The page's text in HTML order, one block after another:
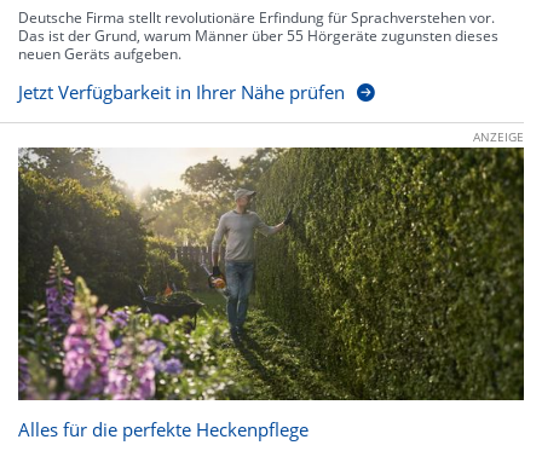
Deutsche Firma stellt revolutionäre Erfindung für Sprachverstehen vor.
Das ist der Grund, warum Männer über 55 Hörgeräte zugunsten dieses
neuen Geräts aufgeben.
Jetzt Verfügbarkeit in Ihrer Nähe prüfen
ANZEIGE
Alles für die perfekte Heckenpflege